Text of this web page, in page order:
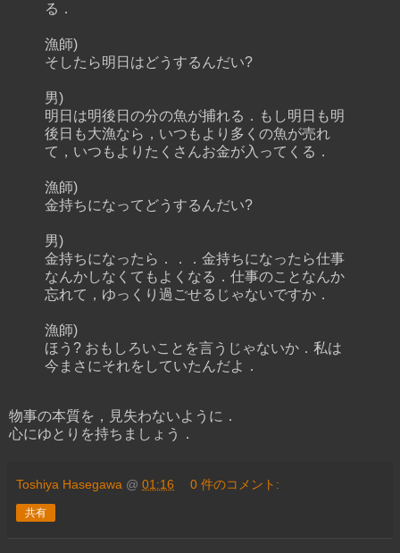
る．
漁師)
そしたら明日はどうするんだい?
男)
明日は明後日の分の魚が捕れる．もし明日も明
後日も大漁なら，いつもより多くの魚が売れ
て，いつもよりたくさんお金が入ってくる．
漁師)
金持ちになってどうするんだい?
男)
金持ちになったら．．．金持ちになったら仕事
なんかしなくてもよくなる．仕事のことなんか
忘れて，ゆっくり過ごせるじゃないですか．
漁師)
ほう? おもしろいことを言うじゃないか．私は
今まさにそれをしていたんだよ．
物事の本質を，見失わないように．
心にゆとりを持ちましょう．
Toshiya Hasegawa @ 01:16 0 件のコメント:
共有